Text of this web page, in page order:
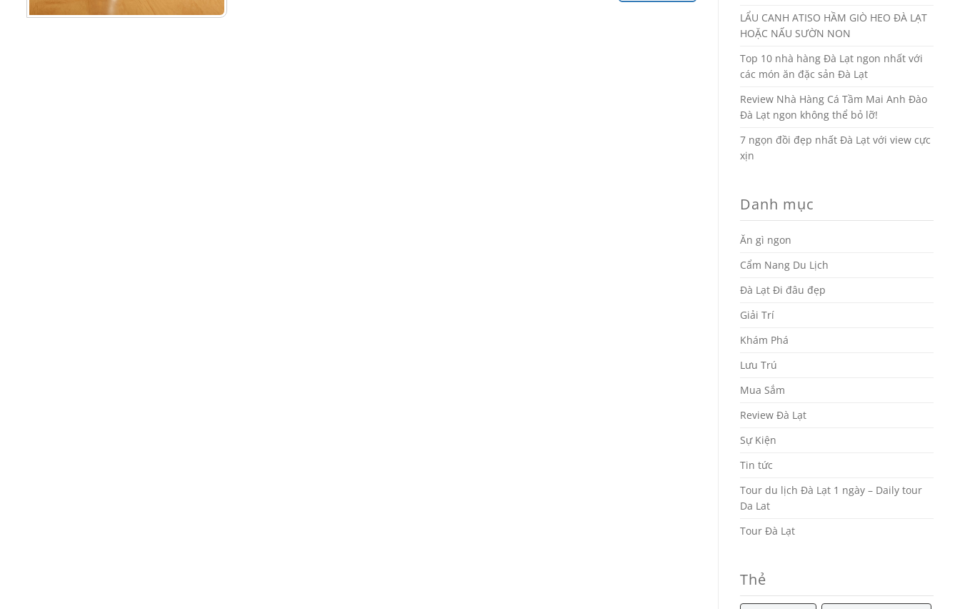
LẨU CANH ATISO HẦM GIÒ HEO ĐÀ LẠT
HOẶC NẤU SƯỜN NON
Top 10 nhà hàng Đà Lạt ngon nhất với
các món ăn đặc sản Đà Lạt
Review Nhà Hàng Cá Tầm Mai Anh Đào
Đà Lạt ngon không thể bỏ lỡ!
7 ngọn đồi đẹp nhất Đà Lạt với view cực
xịn
Danh mục
Ăn gì ngon
Cẩm Nang Du Lịch
Đà Lạt Đi đâu đẹp
Giải Trí
Khám Phá
Lưu Trú
Mua Sắm
Review Đà Lạt
Sự Kiện
Tin tức
Tour du lịch Đà Lạt 1 ngày – Daily tour
Da Lat
Tour Đà Lạt
Thẻ